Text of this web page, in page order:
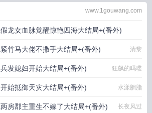
www.1gouwang.com
龙女血脉觉醒惊艳四海大结局+(番外)
贪睡的星
竹马大佬不撒手大结局+(番外) 清黎
发媳妇开始大结局+(番外) 狂飙的吗喽
始抵御天灾大结局+(番外) 水漾胭脂
房郡主重生不嫁了大结局+(番外) 长夜风过